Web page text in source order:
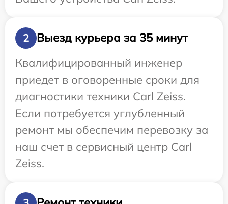
2
Выезд курьера за 35 минут
Квалифицированный инженер
приедет в оговоренные сроки для
диагностики техники Carl Zeiss.
Если потребуется углубленный
ремонт мы обеспечим перевозку за
наш счет в сервисный центр Carl
Zeiss.